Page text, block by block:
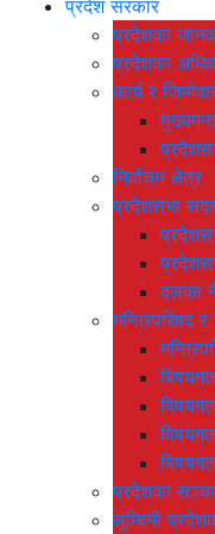
प्रदेश सरकार
प्रदेशका
प्रदेशका
कार्य र
निर्वाचन क्षेत्र
प्रदेशसभा
दलका
मन्त्रिपरिषद
प्रदेशका
लुम्बिनी